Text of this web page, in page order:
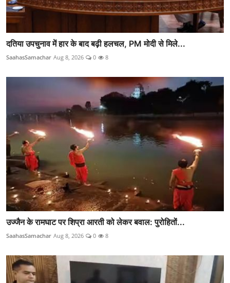
दतिया उपचुनाव में हार के बाद बढ़ी हलचल, PM मोदी से मिले...
SaahasSamachar Aug 8, 2026 0 8
उज्जैन के रामघाट पर शिप्रा आरती को लेकर बवाल: पुरोहितों...
SaahasSamachar Aug 8, 2026 0 8